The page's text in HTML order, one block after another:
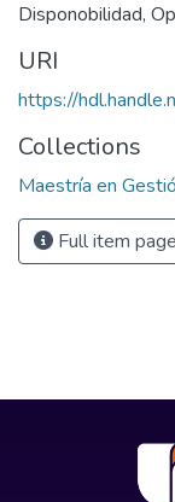
Disponobilidad,
URI
https://
Collections
Maestría en
Full item page